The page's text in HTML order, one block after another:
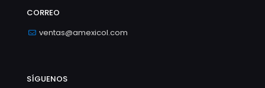
CORREO
ventas@amexicol.com
SÍGUENOS